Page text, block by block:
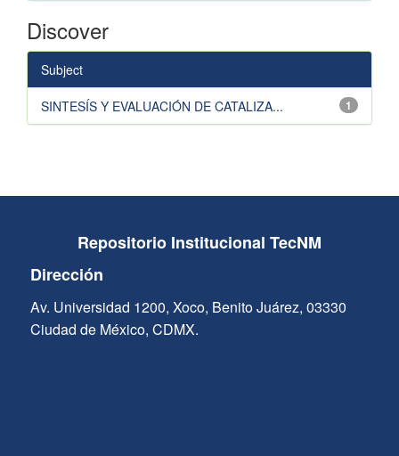
Discover
Subject
1
SINTESÍS Y EVALUACIÓN DE CATALIZA...
Repositorio Institucional TecNM
Dirección
Av. Universidad 1200, Xoco, Benito Juárez, 03330
Ciudad de México, CDMX.